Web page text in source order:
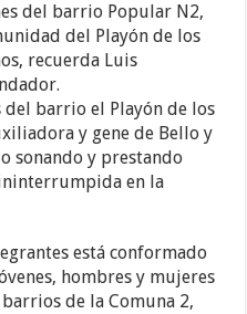
del barrio Popular N2,
del Playón de los
recuerda Luis
del barrio el Playón de los
y gene de Bello y
sonando y prestando
en la
está conformado
hombres y mujeres
de la Comuna 2,